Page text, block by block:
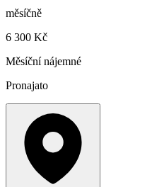
měsíčně
6 300 Kč
Měsíční nájemné
Pronajato